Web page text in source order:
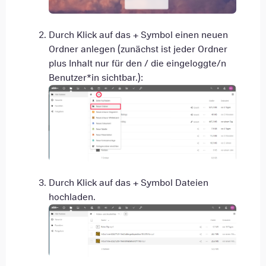
Durch Klick auf das + Symbol einen neuen
Ordner anlegen (zunächst ist jeder Ordner
plus Inhalt nur für den / die eingeloggte/n
Benutzer*in sichtbar.):
Durch Klick auf das + Symbol Dateien
hochladen.